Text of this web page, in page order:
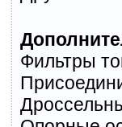
Фильтры